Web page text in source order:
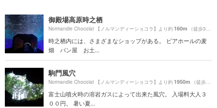
御殿場高原時之栖
Normandie Chocolat 【ノルマンディーショコラ】より約160m （徒歩3分）
時之栖内には、さまざまなショップがある。 ビアホールの麦
畑 パン屋 お土...
駒門風穴
Normandie Chocolat 【ノルマンディーショコラ】より約1950m （徒歩33分）
富士山噴火時の溶岩ガスによって出来た風穴。 入場料大人３
００円。 暑い夏...